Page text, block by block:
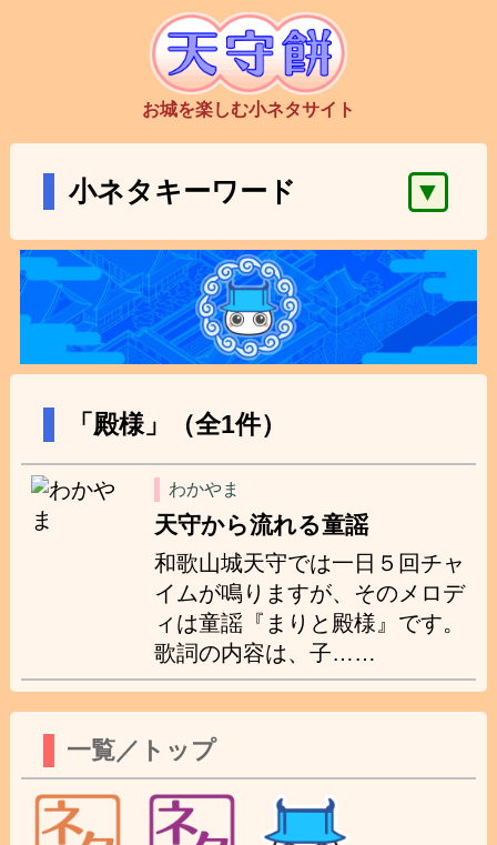
お城を楽しむ小ネタサイト
小ネタキーワード ▼
「殿様」（全1件）
わかやま
天守から流れる童謡
和歌山城天守では一日５回チャ
イムが鳴りますが、そのメロデ
ィは童謡『まりと殿様』です。
歌詞の内容は、子……
一覧／トップ